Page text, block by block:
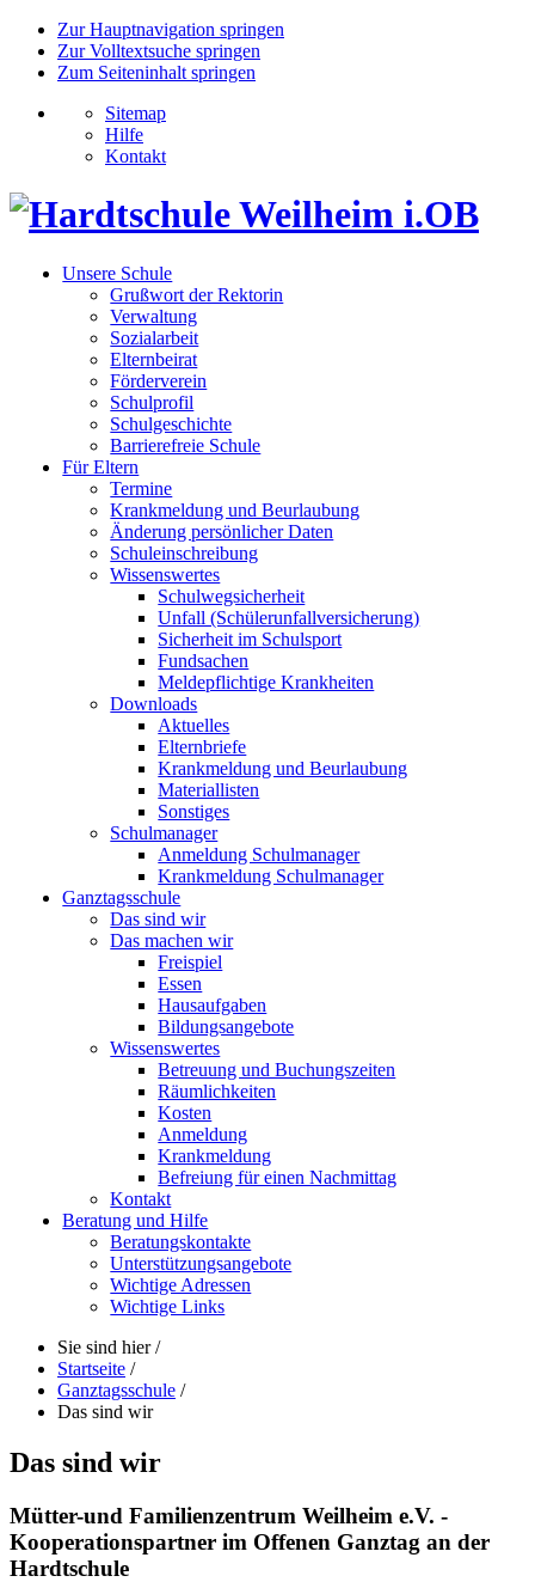
Zur Hauptnavigation springen
Zur Volltextsuche springen
Zum Seiteninhalt springen
Sitemap
Hilfe
Kontakt
Unsere Schule
Grußwort der Rektorin
Verwaltung
Sozialarbeit
Elternbeirat
Förderverein
Schulprofil
Schulgeschichte
Barrierefreie Schule
Für Eltern
Termine
Krankmeldung und Beurlaubung
Änderung persönlicher Daten
Schuleinschreibung
Wissenswertes
Schulwegsicherheit
Unfall (Schülerunfallversicherung)
Sicherheit im Schulsport
Fundsachen
Meldepflichtige Krankheiten
Downloads
Aktuelles
Elternbriefe
Krankmeldung und Beurlaubung
Materiallisten
Sonstiges
Schulmanager
Anmeldung Schulmanager
Krankmeldung Schulmanager
Ganztagsschule
Das sind wir
Das machen wir
Freispiel
Essen
Hausaufgaben
Bildungsangebote
Wissenswertes
Betreuung und Buchungszeiten
Räumlichkeiten
Kosten
Anmeldung
Krankmeldung
Befreiung für einen Nachmittag
Kontakt
Beratung und Hilfe
Beratungskontakte
Unterstützungsangebote
Wichtige Adressen
Wichtige Links
Sie sind hier/
Startseite /
Ganztagsschule /
Das sind wir
Das sind wir
Mütter-und Familienzentrum Weilheim e.V. -
Kooperationspartner im Offenen Ganztag an der
Hardtschule